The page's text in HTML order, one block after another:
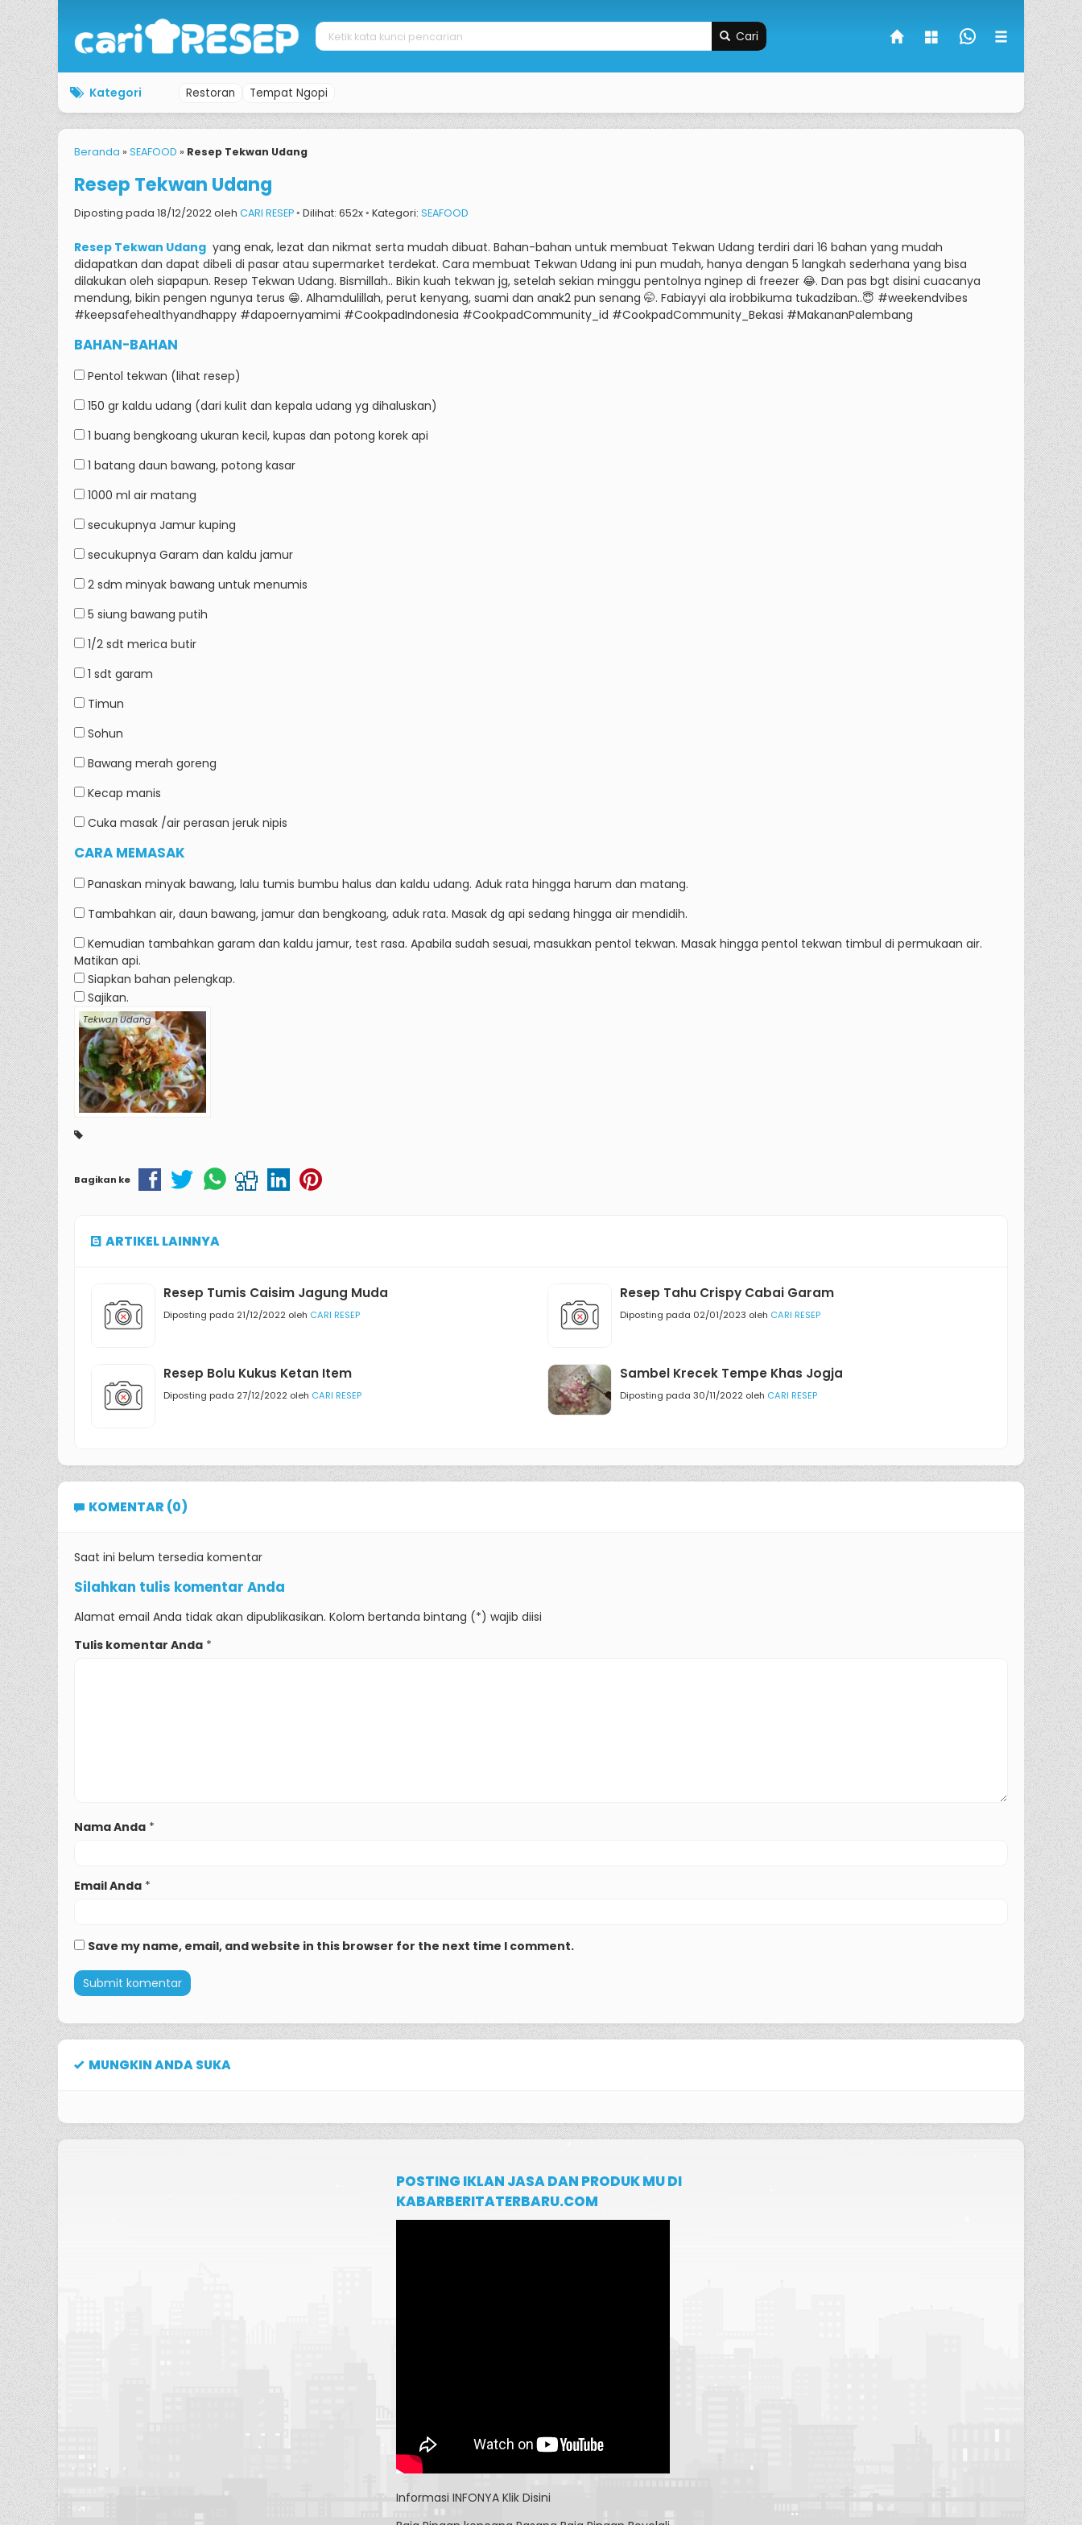
Cari
Kategori Restoran Tempat Ngopi
Beranda » SEAFOOD » Resep Tekwan Udang
Resep Tekwan Udang
Diposting pada 18/12/2022 oleh CARI RESEP◦ Dilihat: 652x ◦ Kategori: SEAFOOD
Resep Tekwan Udang yang enak, lezat dan nikmat serta mudah dibuat. Bahan-bahan untuk membuat Tekwan Udang terdiri dari 16 bahan yang mudah
didapatkan dan dapat dibeli di pasar atau supermarket terdekat. Cara membuat Tekwan Udang ini pun mudah, hanya dengan 5 langkah sederhana yang bisa
dilakukan oleh siapapun. Resep Tekwan Udang. Bismillah.. Bikin kuah tekwan jg, setelah sekian minggu pentolnya nginep di freezer 😂. Dan pas bgt disini cuacanya
mendung, bikin pengen ngunya terus 😁. Alhamdulillah, perut kenyang, suami dan anak2 pun senang 🤭. Fabiayyi ala irobbikuma tukadziban..😇 #weekendvibes
#keepsafehealthyandhappy #dapoernyamimi #CookpadIndonesia #CookpadCommunity_id #CookpadCommunity_Bekasi #MakananPalembang
BAHAN-BAHAN
Pentol tekwan (lihat resep)
150 gr kaldu udang (dari kulit dan kepala udang yg dihaluskan)
1 buang bengkoang ukuran kecil, kupas dan potong korek api
1 batang daun bawang, potong kasar
1000 ml air matang
secukupnya Jamur kuping
secukupnya Garam dan kaldu jamur
2 sdm minyak bawang untuk menumis
5 siung bawang putih
1/2 sdt merica butir
1 sdt garam
Timun
Sohun
Bawang merah goreng
Kecap manis
Cuka masak /air perasan jeruk nipis
CARA MEMASAK
Panaskan minyak bawang, lalu tumis bumbu halus dan kaldu udang. Aduk rata hingga harum dan matang.
Tambahkan air, daun bawang, jamur dan bengkoang, aduk rata. Masak dg api sedang hingga air mendidih.
Kemudian tambahkan garam dan kaldu jamur, test rasa. Apabila sudah sesuai, masukkan pentol tekwan. Masak hingga pentol tekwan timbul di permukaan air.
Matikan api.
Siapkan bahan pelengkap.
Sajikan.
Tekwan Udang
Bagikan ke
ARTIKEL LAINNYA
Resep Tumis Caisim Jagung Muda
Diposting pada 21/12/2022 oleh CARI RESEP
Resep Tahu Crispy Cabai Garam
Diposting pada 02/01/2023 oleh CARI RESEP
Resep Bolu Kukus Ketan Item
Diposting pada 27/12/2022 oleh CARI RESEP
Sambel Krecek Tempe Khas Jogja
Diposting pada 30/11/2022 oleh CARI RESEP
KOMENTAR (0)
Saat ini belum tersedia komentar
Silahkan tulis komentar Anda
Alamat email Anda tidak akan dipublikasikan. Kolom bertanda bintang (*) wajib diisi
Tulis komentar Anda *
Nama Anda *
Email Anda *
Save my name, email, and website in this browser for the next time I comment.
MUNGKIN ANDA SUKA
POSTING IKLAN JASA DAN PRODUK MU DI
KABARBERITATERBARU.COM
Informasi INFONYA Klik Disini